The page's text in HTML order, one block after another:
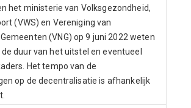
het ministerie van Volksgezondheid,
(VWS) en Vereniging van
(VNG) op 9 juni 2022 weten
duur van het uitstel en eventueel
Het tempo van de
op de decentralisatie is afhankelijk